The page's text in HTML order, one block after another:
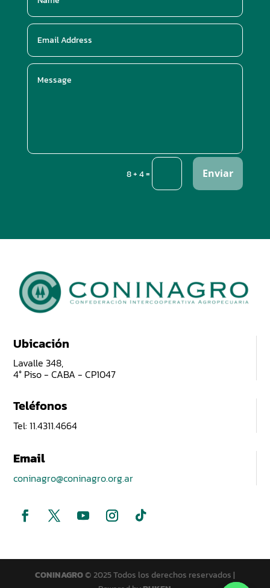
8 + 4= Enviar
Ubicación
Lavalle 348,
4° Piso - CABA - CP1047
Teléfonos
Tel: 11.4311.4664
Email
coninagro@coninagro.org.ar
CONINAGRO© 2025 Todos los derechos reservados |